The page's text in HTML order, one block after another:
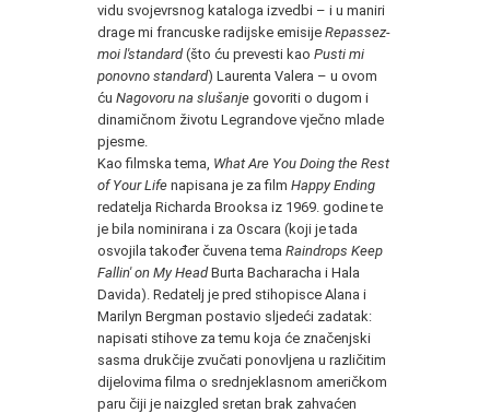
vidu svojevrsnog kataloga izvedbi – i u maniri
drage mi francuske radijske emisije Repassez-
moi l'standard(što ću prevesti kao Pusti mi
ponovno standard) Laurenta Valera – u ovom
ću Nagovoru na slušanje govoriti o dugom i
dinamičnom životu Legrandove vječno mlade
pjesme.
Kao filmska tema, What Are You Doing the Rest
of Your Life napisana je za film Happy Ending
redatelja Richarda Brooksa iz 1969. godine te
je bila nominirana i za Oscara (koji je tada
osvojila također čuvena tema Raindrops Keep
Fallin' on My HeadBurta Bacharacha i Hala
Davida). Redatelj je pred stihopisce Alana i
Marilyn Bergman postavio sljedeći zadatak:
napisati stihove za temu koja će značenjski
sasma drukčije zvučati ponovljena u različitim
dijelovima filma o srednjeklasnom američkom
paru čiji je naizgled sretan brak zahvaćen